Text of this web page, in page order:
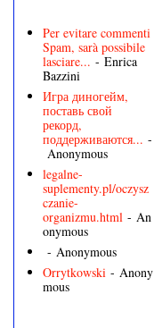
Per evitare commenti
Spam, sarà possibile
lasciare... - Enrica
Bazzini
Игра диногейм,
поставь свой
рекорд,
поддерживаются... -
Anonymous
legalne-
suplementy.pl/oczysz
czanie-
organizmu.html - An
onymous
- Anonymous
Orrytkowski - Anony
mous